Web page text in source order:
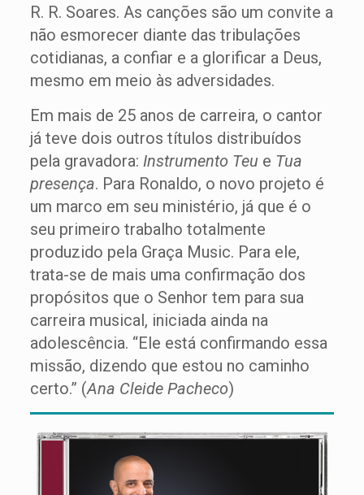
R. R. Soares. As canções são um convite a
não esmorecer diante das tribulações
cotidianas, a confiar e a glorificar a Deus,
mesmo em meio às adversidades.
Em mais de 25 anos de carreira, o cantor
já teve dois outros títulos distribuídos
pela gravadora: Instrumento Teu e Tua
presença. Para Ronaldo, o novo projeto é
um marco em seu ministério, já que é o
seu primeiro trabalho totalmente
produzido pela Graça Music. Para ele,
trata-se de mais uma confirmação dos
propósitos que o Senhor tem para sua
carreira musical, iniciada ainda na
adolescência. “Ele está confirmando essa
missão, dizendo que estou no caminho
certo.” (Ana Cleide Pacheco)